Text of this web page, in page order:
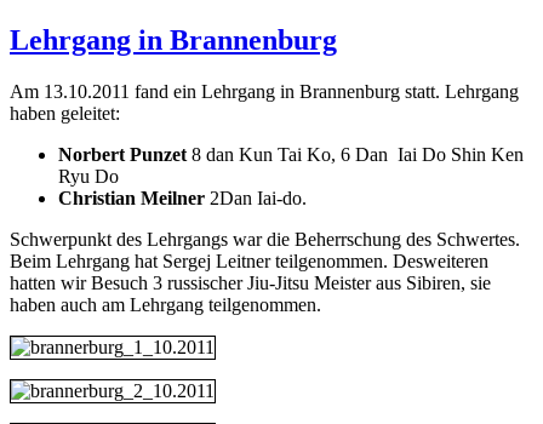
Lehrgang in Brannenburg
Am 13.10.2011 fand ein Lehrgang in Brannenburg statt. Lehrgang
haben geleitet:
Norbert Punzet 8 dan Kun Tai Ko, 6 Dan Iai Do Shin Ken
Ryu Do
Christian Meilner 2Dan Iai-do.
Schwerpunkt des Lehrgangs war die Beherrschung des Schwertes.
Beim Lehrgang hat Sergej Leitner teilgenommen. Desweiteren
hatten wir Besuch 3 russischer Jiu-Jitsu Meister aus Sibiren, sie
haben auch am Lehrgang teilgenommen.